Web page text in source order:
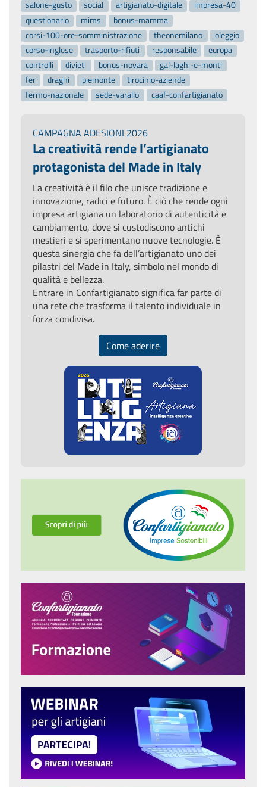
salone-gusto social artigianato-digitale
impresa-40
questionario
mims
bonus-mamma
corsi-100-ore-somministrazione
theonemilano
oleggio
corso-inglese
trasporto-rifiuti responsabile
europa
controlli
divieti bonus-novara
gal-laghi-e-monti
fer
draghi piemonte
tirocinio-aziende
fermo-nazionale
sede-varallo caaf-confartigianato
CAMPAGNA ADESIONI 2026
La creatività rende l’artigianato
protagonista del Made in Italy
La creatività è il filo che unisce tradizione e
innovazione, radici e futuro. È ciò che rende ogni
impresa artigiana un laboratorio di autenticità e
cambiamento, dove si custodiscono antichi
mestieri e si sperimentano nuove tecnologie. È
questa sinergia che fa dell’artigianato uno dei
pilastri del Made in Italy, simbolo nel mondo di
qualità e bellezza.
Entrare in Confartigianato significa far parte di
una rete che trasforma il talento individuale in
forza condivisa.
Come aderire